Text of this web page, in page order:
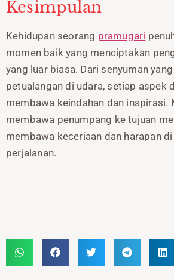
Kesimpulan
Kehidupan seorang pramugari
momen baik yang menciptakan
yang luar biasa. Dari senyuman
petualangan di udara, setiap aspek
membawa keindahan dan inspirasi.
membawa penumpang ke tujuan
membawa keceriaan dan harapan
perjalanan.